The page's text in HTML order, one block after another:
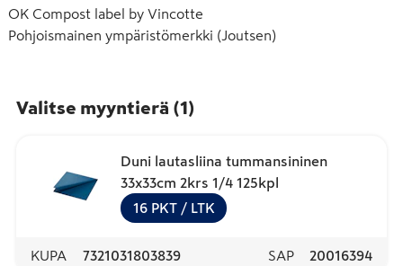
OK Compost label by Vincotte
Pohjoismainen ympäristömerkki (Joutsen)
Valitse myyntierä (1)
Duni lautasliina tummansininen
33x33cm 2krs 1/4 125kpl
16 PKT / LTK
KUPA 7321031803839 SAP 20016394